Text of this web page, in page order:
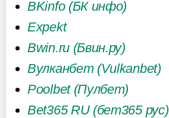
BKinfo (БК инфо)
Expekt
Bwin.ru (Бвин.ру)
Вулканбет (Vulkanbet)
Poolbet (Пулбет)
Bet365 RU (бет365 рус)